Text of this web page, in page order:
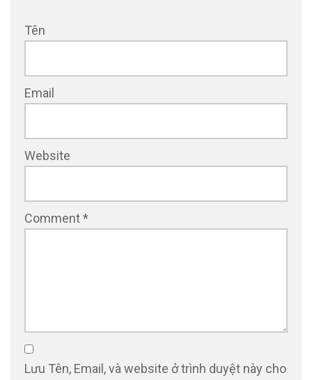
Tên
Email
Website
Comment*
Lưu Tên, Email, và website ở trình duyệt này cho